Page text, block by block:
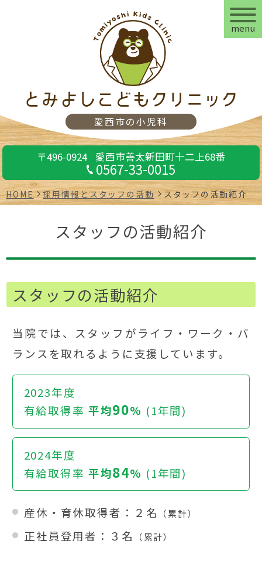
愛西市の小児科
〒496-0924 愛西市善太新田町十二上68番
0567-33-0015
menu
HOME 採用情報とスタッフの活動 スタッフの活動紹介
スタッフの活動紹介
スタッフの活動紹介
当院では、スタッフがライフ・ワーク・バ
ランスを取れるように支援しています。
2023年度
有給取得率 平均90% (1年間)
2024年度
有給取得率 平均84% (1年間)
産休・育休取得者：２名 （累計）
正社員登用者：３名 （累計）